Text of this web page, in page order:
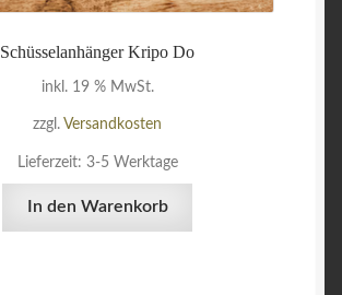
Schüsselanhänger Kripo Do
inkl. 19 % MwSt.
zzgl. Versandkosten
Lieferzeit: 3-5 Werktage
In den Warenkorb